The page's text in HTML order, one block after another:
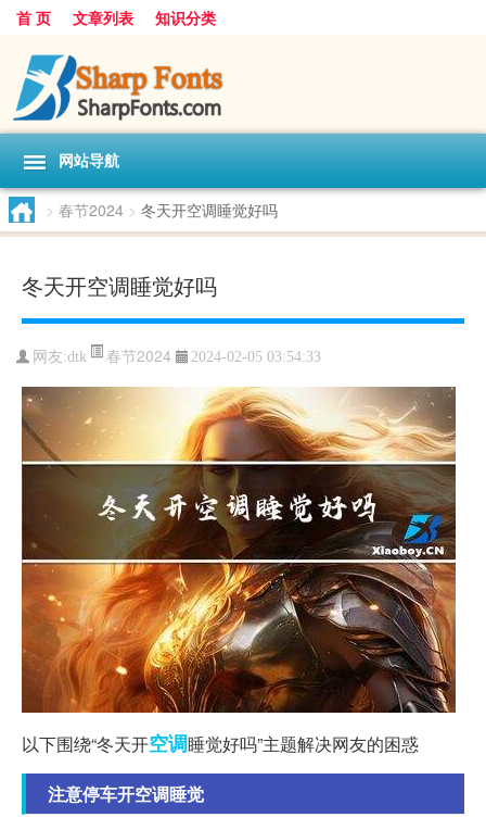
首 页 文章列表 知识分类
网站导航
> 春节2024 > 冬天开空调睡觉好吗
冬天开空调睡觉好吗
网友:dtk 春节2024 2024-02-05 03:54:33
以下围绕“冬天开空调睡觉好吗”主题解决网友的困惑
注意停车开空调睡觉